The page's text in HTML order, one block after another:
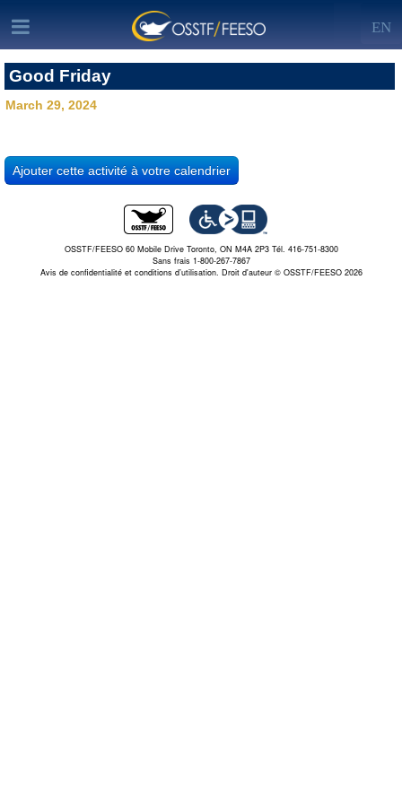
EN
Good Friday
March 29, 2024
OSSTF/FEESO 60 Mobile Drive Toronto, ON M4A 2P3 Tél. 416-751-8300
Sans frais 1-800-267-7867
Avis de confidentialité et conditions d’utilisation. Droit d'auteur © OSSTF/FEESO 2026